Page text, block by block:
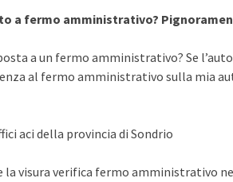
a fermo amministrativo?
a un fermo amministrativo? Se
al fermo amministrativo sulla mia
aci della provincia di Sondrio
visura verifica fermo amministrativo